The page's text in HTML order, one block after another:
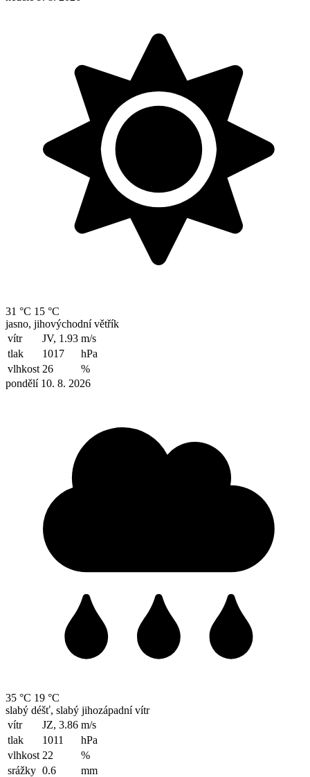
31 °C 15 °C
jasno, jihovýchodní větřík
vítr
JV, 1.93 m/s
tlak
1017
hPa
vlhkost 26
%
pondělí 10. 8. 2026
35 °C 19 °C
slabý déšť, slabý jihozápadní vítr
vítr
JZ, 3.86 m/s
tlak
1011
hPa
vlhkost 22
%
srážky 0.6 mm